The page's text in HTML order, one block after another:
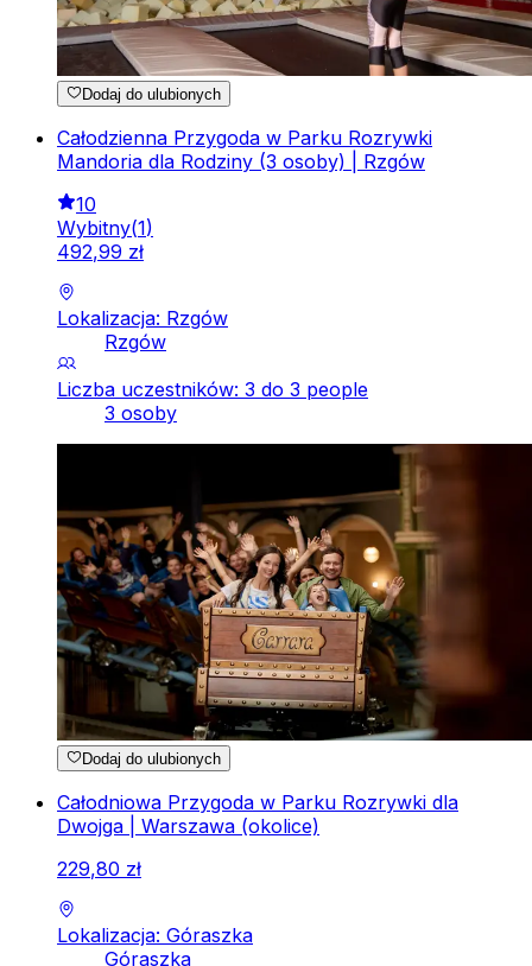
Dodaj do ulubionych
Całodzienna Przygoda w Parku Rozrywki
Mandoria dla Rodziny (3 osoby) | Rzgów
10
Wybitny(1)
492,99 zł
Lokalizacja: Rzgów
Rzgów
Liczba uczestników: 3 do 3 people
3 osoby
Dodaj do ulubionych
Całodniowa Przygoda w Parku Rozrywki dla
Dwojga | Warszawa (okolice)
229,80 zł
Lokalizacja: Góraszka
Góraszka